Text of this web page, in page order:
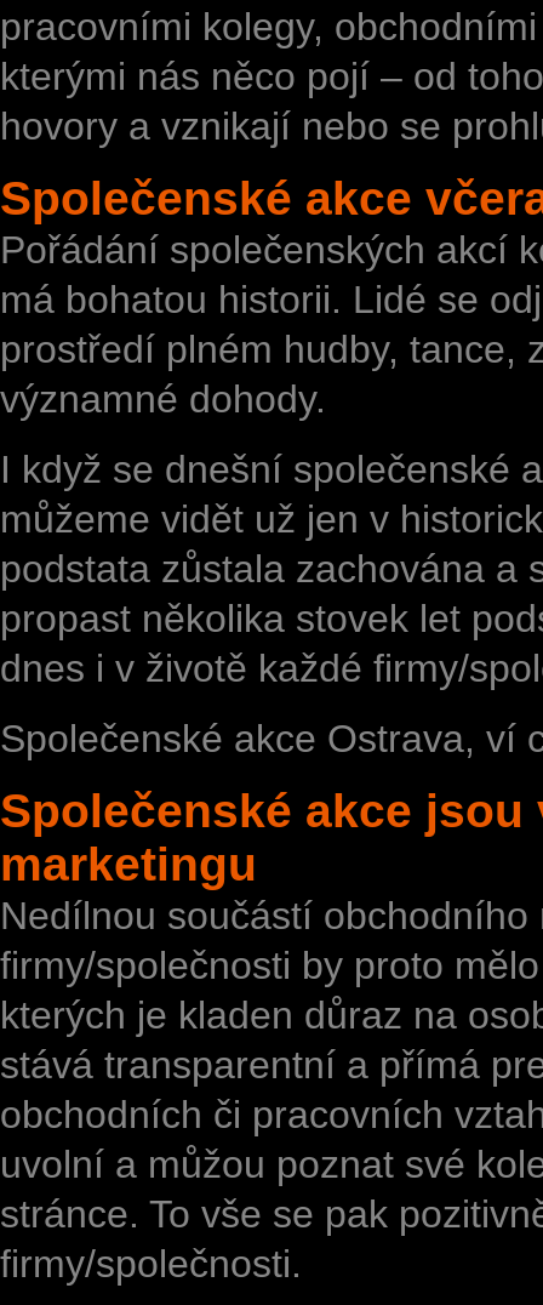
pracovními kolegy,
kterými nás něco pojí – od
hovory a vznikají nebo se
Společenské akce
Pořádání společenských akcí
má bohatou historii. Lidé se
prostředí plném hudby, tance,
významné dohody.
I když se dnešní společenské
můžeme vidět už jen v
podstata zůstala zachována a
propast několika stovek let
dnes i v životě každé firmy/
Společenské akce Ostrava, ví
Společenské akce
marketingu
Nedílnou součástí
firmy/společnosti by proto
kterých je kladen důraz na
stává transparentní a přímá
obchodních či pracovních
uvolní a můžou poznat své
stránce. To vše se pak
firmy/společnosti.